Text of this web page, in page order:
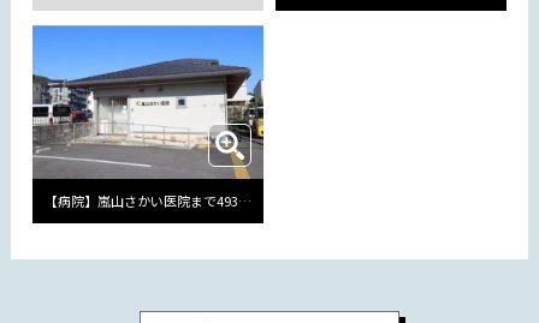
【病院】嵐山さかい医院まで493m